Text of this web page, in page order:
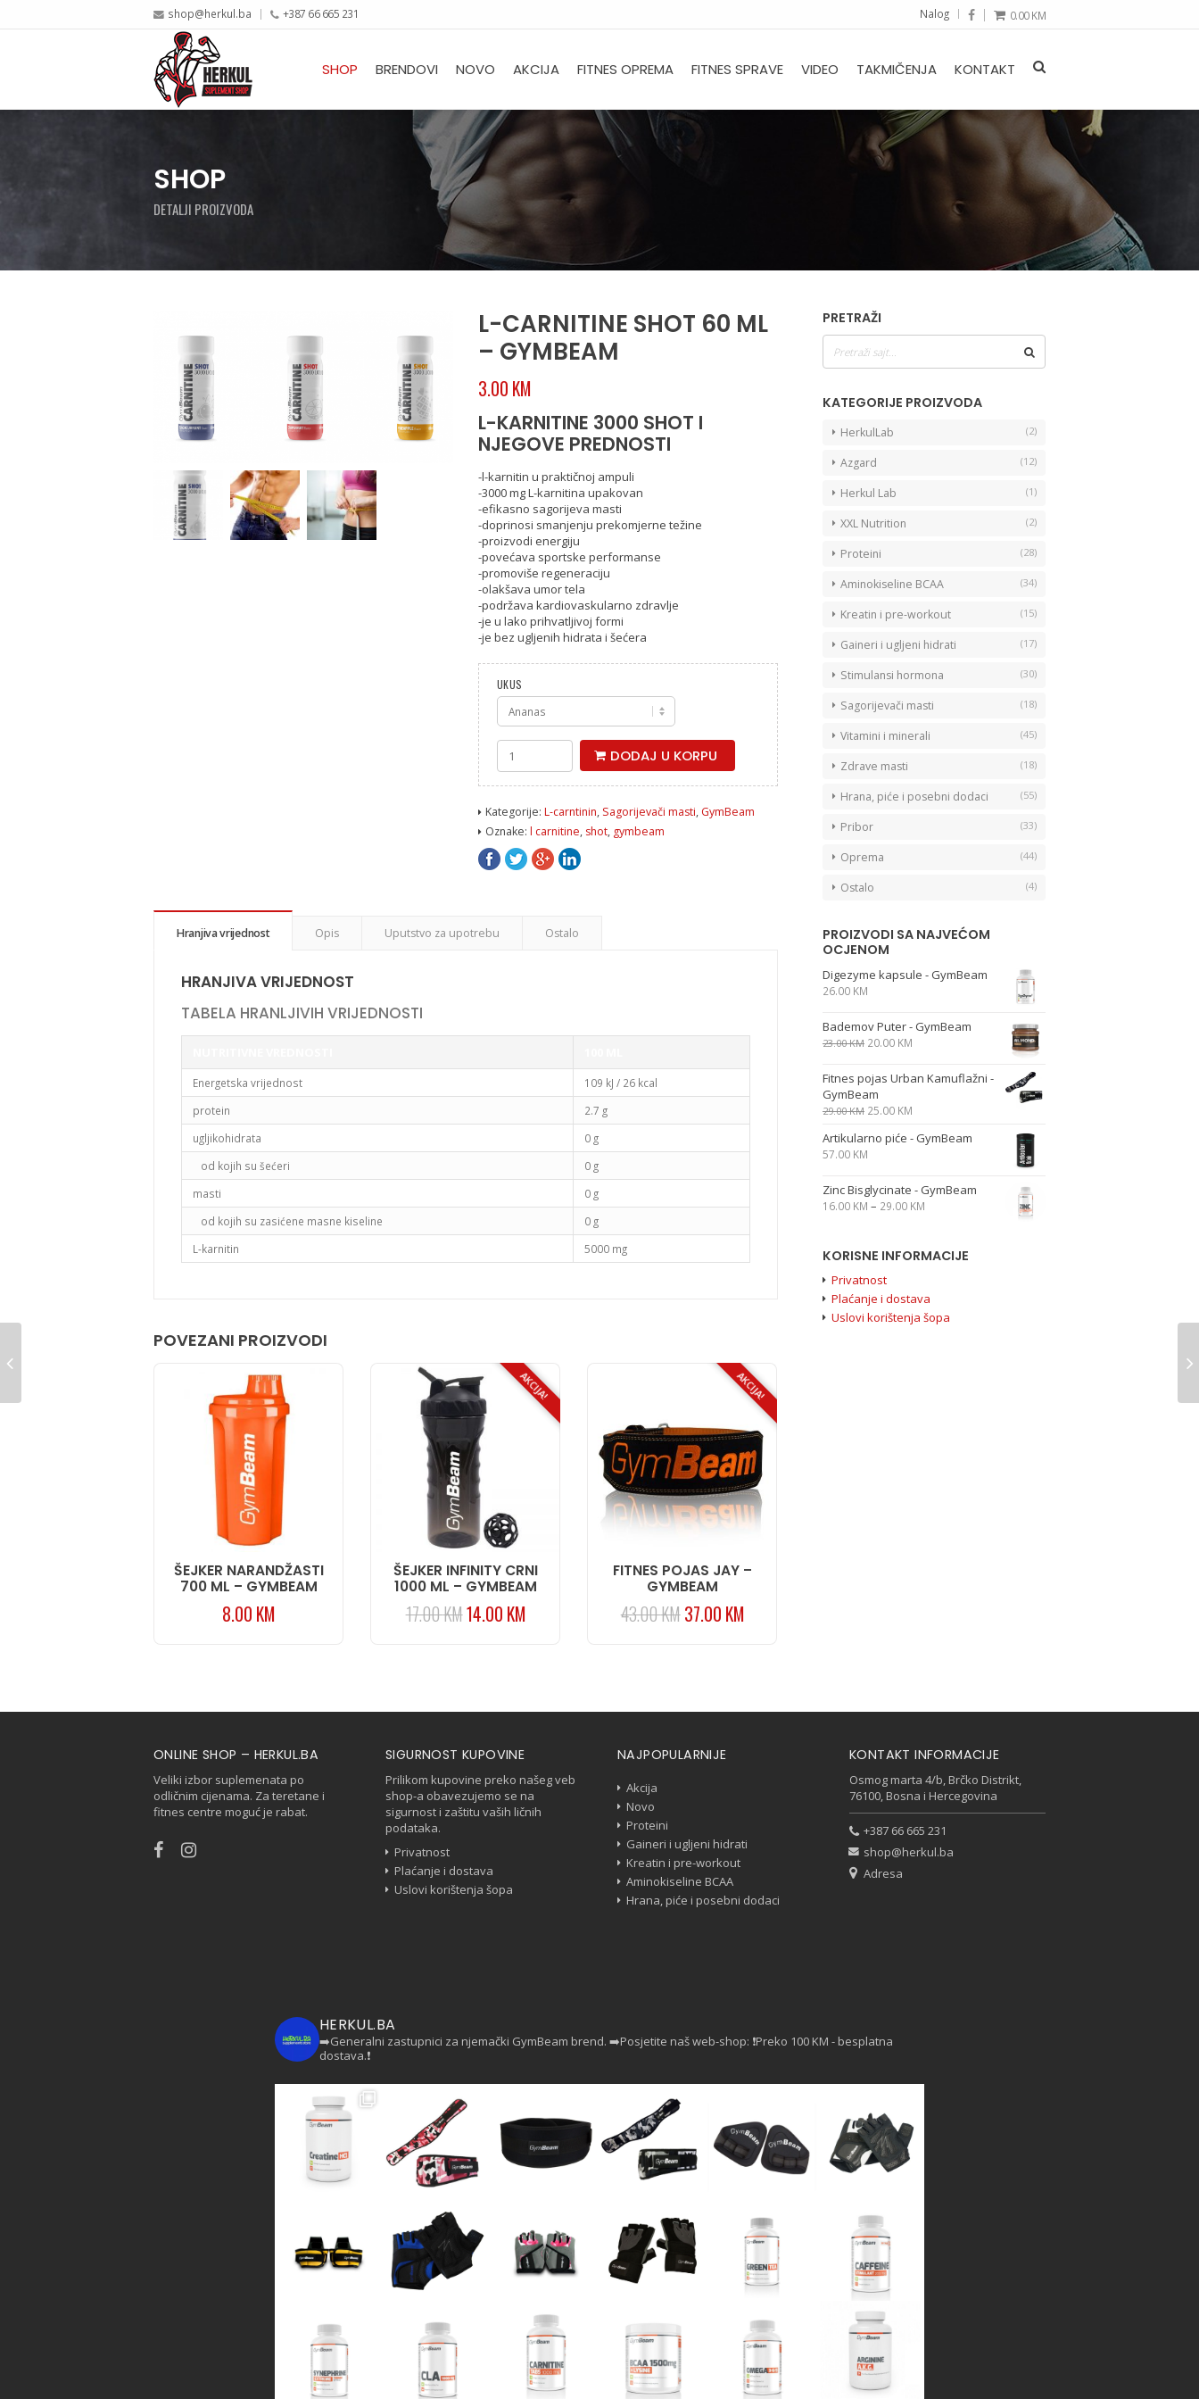
shop@herkul.ba +387 66 665 231 Nalog 0.00KM
SHOP BRENDOVI NOVO AKCIJA FITNES OPREMA FITNES SPRAVE VIDEO TAKMIČENJA KONTAKT
SHOP
DETALJI PROIZVODA
L-CARNITINE SHOT 60 ML
– GYMBEAM
3.00 KM
L-KARNITINE 3000 SHOT I
NJEGOVE PREDNOSTI
-l-karnitin u praktičnoj ampuli
-3000 mg L-karnitina upakovan
-efikasno sagorijeva masti
-doprinosi smanjenju prekomjerne težine
-proizvodi energiju
-povećava sportske performanse
-promoviše regeneraciju
-olakšava umor tela
-podržava kardiovaskularno zdravlje
-je u lako prihvatljivoj formi
-je bez ugljenih hidrata i šećera
UKUS
L-
Carnitine
ml
-
količina
DODAJ U KORPU
Kategorije: L-carntinin, Sagorijevači masti, GymBeam
Oznake: l carnitine, shot, gymbeam
Hranjiva vrijednost Opis Uputstvo za upotrebu Ostalo
HRANJIVA VRIJEDNOST
TABELA HRANLJIVIH VRIJEDNOSTI
Energetska vrijednost
109 kJ / 26 kcal
protein
2.7 g
ugljikohidrata
0 g
od kojih su šećeri
0 g
masti
0 g
od kojih su zasićene masne kiseline
0 g
L-karnitin
5000 mg
POVEZANI PROIZVODI
ŠEJKER NARANDŽASTI
700 ML – GYMBEAM
8.00 KM
AKCIJA!
ŠEJKER INFINITY CRNI
1000 ML – GYMBEAM
17.00KM14.00 KM
AKCIJA!
FITNES POJAS JAY –
GYMBEAM
43.00KM37.00 KM
PRETRAŽI
KATEGORIJE PROIZVODA
HerkulLab (2)
Azgard (12)
Herkul Lab (1)
XXL Nutrition (2)
Proteini (28)
Aminokiseline BCAA (34)
Kreatin i pre-workout (15)
Gaineri i ugljeni hidrati (17)
Stimulansi hormona (30)
Sagorijevači masti (18)
Vitamini i minerali (45)
Zdrave masti (18)
Hrana, piće i posebni dodaci (55)
Pribor (33)
Oprema (44)
Ostalo (4)
PROIZVODI SA NAJVEĆOM
OCJENOM
Digezyme kapsule - GymBeam
26.00 KM
Bademov Puter - GymBeam
23.00KM 20.00 KM
Fitnes pojas Urban Kamuflažni -
GymBeam
29.00KM 25.00 KM
Artikularno piće - GymBeam
57.00 KM
Zinc Bisglycinate - GymBeam
16.00 KM – 29.00 KM
KORISNE INFORMACIJE
Privatnost
Plaćanje i dostava
Uslovi korištenja šopa
ONLINE SHOP – HERKUL.BA
Veliki izbor suplemenata po
odličnim cijenama. Za teretane i
fitnes centre moguć je rabat.
SIGURNOST KUPOVINE
Prilikom kupovine preko našeg veb
shop-a obavezujemo se na
sigurnost i zaštitu vaših ličnih
podataka.
Privatnost
Plaćanje i dostava
Uslovi korištenja šopa
NAJPOPULARNIJE
Akcija
Novo
Proteini
Gaineri i ugljeni hidrati
Kreatin i pre-workout
Aminokiseline BCAA
Hrana, piće i posebni dodaci
KONTAKT INFORMACIJE
Osmog marta 4/b, Brčko Distrikt,
76100, Bosna i Hercegovina
+387 66 665 231
shop@herkul.ba
Adresa
HERKUL.BA
➡️Generalni zastupnici za njemački GymBeam brend. ➡️Posjetite naš web-shop: ❗Preko 100 KM - besplatna
dostava.❗